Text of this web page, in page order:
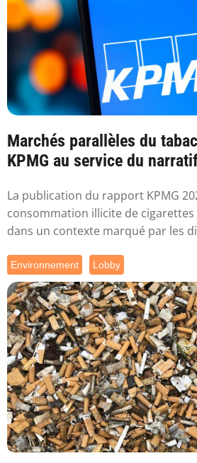
Marchés parallèles du
KPMG au service du
La publication du rapport KPMG
consommation illicite de
dans un contexte marqué par les
Environnement Lobby